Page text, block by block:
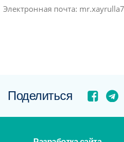
Электронная почта:
Поделиться